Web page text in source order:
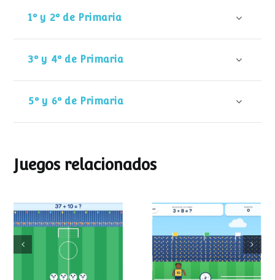
1º y 2º de Primaria
3º y 4º de Primaria
5º y 6º de Primaria
Juegos relacionados
Mundial de
operaciones
Partido de sumas